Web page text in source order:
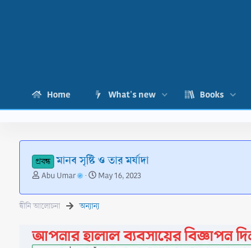
Home What's new Books
প্রবন্ধ মানব সৃষ্টি ও তার মর্যাদা
T
r
e
d
s
Abu Umar
S
a
r
d
a
May 16, 2023
দ্বীনি আলোচনা অন্যান্য